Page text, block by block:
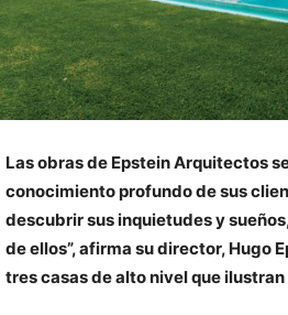
Las obras de Epstein Arquitectos
conocimiento profundo de sus
descubrir sus inquietudes y
de ellos”, afirma su director, Hugo
tres casas de alto nivel que